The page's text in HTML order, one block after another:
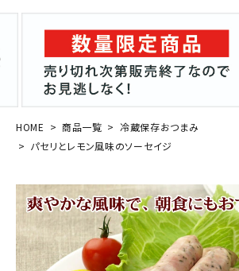
search
ACCOUNT MENU
商品カテゴリー
お酒別オススメ
HOME 商品一覧
冷蔵保存おつまみ
パセリとレモン風味のソーセイジ